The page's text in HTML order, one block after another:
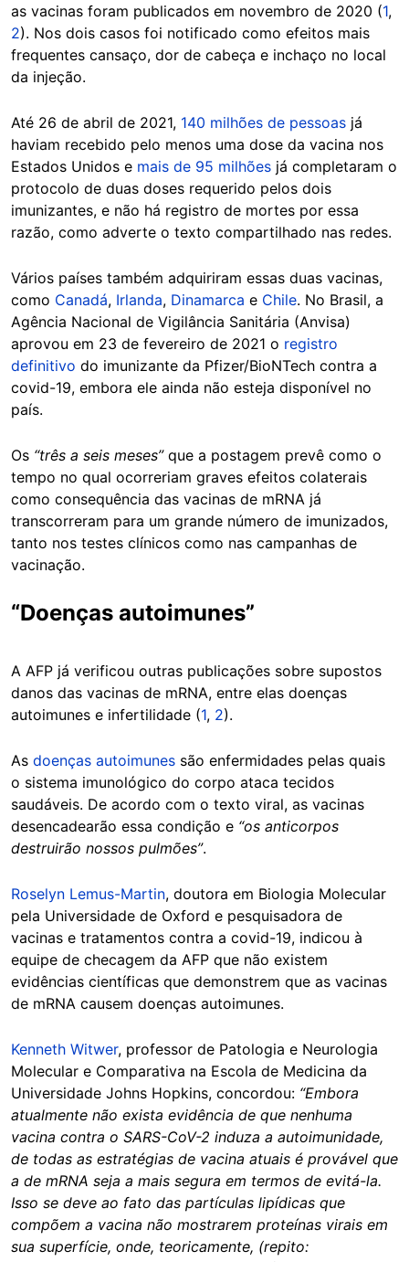
as vacinas foram publicados em novembro de 2020 (1,
2). Nos dois casos foi notificado como efeitos mais
frequentes cansaço, dor de cabeça e inchaço no local
da injeção.
Até 26 de abril de 2021, 140 milhões de pessoas já
haviam recebido pelo menos uma dose da vacina nos
Estados Unidos e mais de 95 milhões já completaram o
protocolo de duas doses requerido pelos dois
imunizantes, e não há registro de mortes por essa
razão, como adverte o texto compartilhado nas redes.
Vários países também adquiriram essas duas vacinas,
como Canadá, Irlanda, Dinamarca e Chile. No Brasil, a
Agência Nacional de Vigilância Sanitária (Anvisa)
aprovou em 23 de fevereiro de 2021 o registro
definitivo do imunizante da Pfizer/BioNTech contra a
covid-19, embora ele ainda não esteja disponível no
país.
Os “três a seis meses”que a postagem prevê como o
tempo no qual ocorreriam graves efeitos colaterais
como consequência das vacinas de mRNA já
transcorreram para um grande número de imunizados,
tanto nos testes clínicos como nas campanhas de
vacinação.
“Doenças autoimunes”
A AFP já verificou outras publicações sobre supostos
danos das vacinas de mRNA, entre elas doenças
autoimunes e infertilidade (1, 2).
As doenças autoimunes são enfermidades pelas quais
o sistema imunológico do corpo ataca tecidos
saudáveis. De acordo com o texto viral, as vacinas
desencadearão essa condição e “os anticorpos
destruirão nossos pulmões”.
Roselyn Lemus-Martin, doutora em Biologia Molecular
pela Universidade de Oxford e pesquisadora de
vacinas e tratamentos contra a covid-19, indicou à
equipe de checagem da AFP que não existem
evidências científicas que demonstrem que as vacinas
de mRNA causem doenças autoimunes.
Kenneth Witwer, professor de Patologia e Neurologia
Molecular e Comparativa na Escola de Medicina da
Universidade Johns Hopkins, concordou: “Embora
atualmente não exista evidência de que nenhuma
vacina contra o SARS-CoV-2 induza a autoimunidade,
de todas as estratégias de vacina atuais é provável que
a de mRNA seja a mais segura em termos de evitá-la.
Isso se deve ao fato das partículas lipídicas que
compõem a vacina não mostrarem proteínas virais em
sua superfície, onde, teoricamente, (repito: